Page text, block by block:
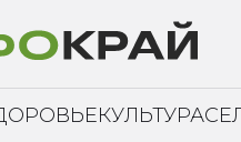
КУЛЬТУРА